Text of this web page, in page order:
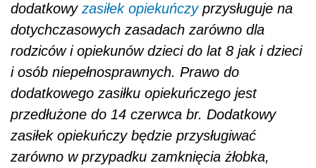
dodatkowy zasiłek opiekuńczyprzysługuje na
dotychczasowych zasadach zarówno dla
rodziców i opiekunów dzieci do lat 8 jak i dzieci
i osób niepełnosprawnych. Prawo do
dodatkowego zasiłku opiekuńczego jest
przedłużone do 14 czerwca br. Dodatkowy
zasiłek opiekuńczy będzie przysługiwać
zarówno w przypadku zamknięcia żłobka,